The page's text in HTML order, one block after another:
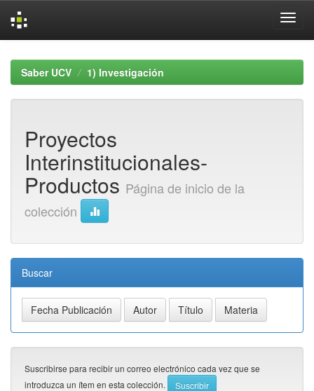
navigationSaber UCV 1) Investigación
Proyectos
Interinstitucionales-
Productos Página de inicio de la
colección
Buscar
Suscribirse para recibir un correo electrónico cada vez que se
introduzca un ítem en esta colección.